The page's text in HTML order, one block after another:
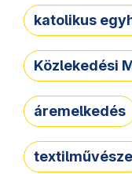
katolikus
Közlekedési
áremelkedés